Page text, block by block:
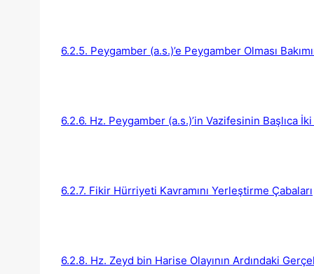
6.2.5. Peygamber (a.s.)’e Peygamber Olması
6.2.6. Hz. Peygamber (a.s.)’in Vazifesinin Başlıca
6.2.7. Fikir Hürriyeti Kavramını Yerleştirme Çabaları
6.2.8. Hz. Zeyd bin Harise Olayının Ardındaki